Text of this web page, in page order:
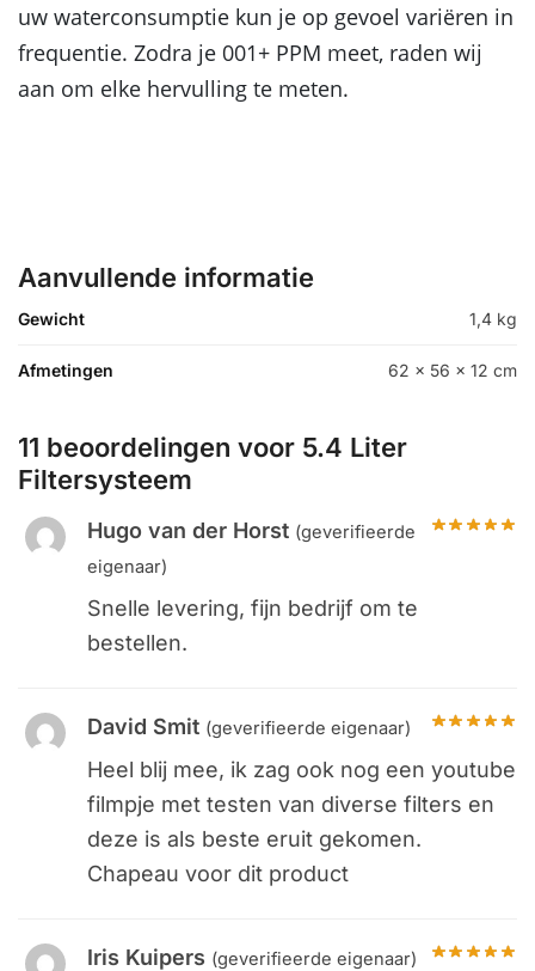
uw waterconsumptie kun je op gevoel variëren in
frequentie. Zodra je 001+ PPM meet, raden wij
aan om elke hervulling te meten.
Aanvullende informatie
Gewicht 1,4 kg
Afmetingen 62 × 56 × 12 cm
11 beoordelingen voor 5.4 Liter
Filtersysteem
Hugo van der Horst (geverifieerde
eigenaar)
Snelle levering, fijn bedrijf om te
bestellen.
David Smit (geverifieerde eigenaar)
Heel blij mee, ik zag ook nog een youtube
filmpje met testen van diverse filters en
deze is als beste eruit gekomen.
Chapeau voor dit product
Iris Kuipers (geverifieerde eigenaar)